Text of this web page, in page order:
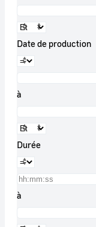
Date de production
à
Durée
à